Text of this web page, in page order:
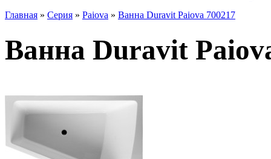
Главная » Серия » Paiova » Ванна Duravit Paiova 700217
Ванна Duravit